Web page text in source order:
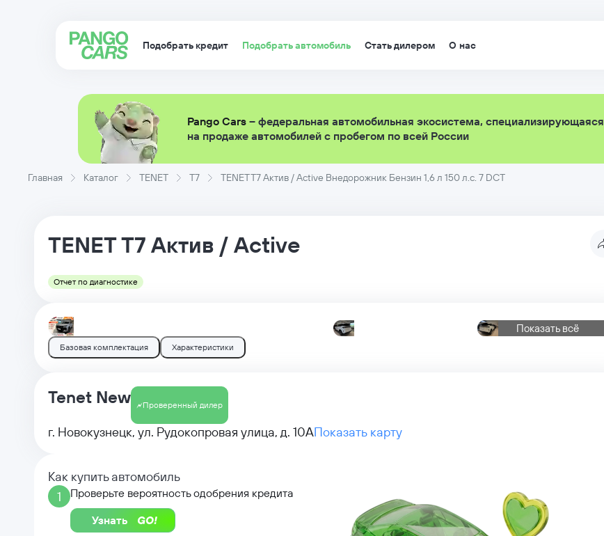
Подобрать кредит Подобрать автомобиль Стать дилером О нас
Pango Cars – федеральная автомобильная экосистема, специализирующаяся
на продаже автомобилей с пробегом по всей России
Главная Каталог TENET T7 TENET T7 Актив / Active Внедорожник Бензин 1,6 л 150 л.с. 7 DCT
TENETT7 Актив / Active
Отчет по диагностике
Показать всё
Базовая комплектация Характеристики
Tenet New Проверенный дилер
г. Новокузнецк, ул. Рудокопровая улица, д. 10АПоказать карту
Как купить автомобиль
1
Проверьте вероятность одобрения кредита
Узнать